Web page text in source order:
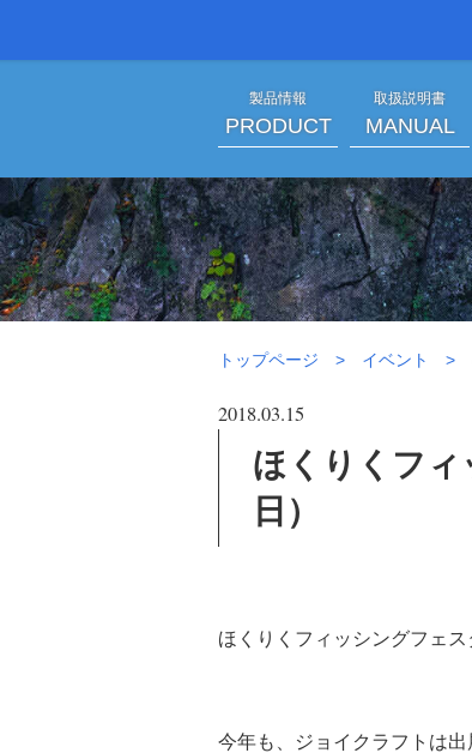
製品情報
PRODUCT
取扱説明書
MANUAL
ほくりく
トップページ イベント
2018.03.15
ほくりくフィ
日）
ほくりくフィッシングフェ
今年も、ジョイクラフトは出